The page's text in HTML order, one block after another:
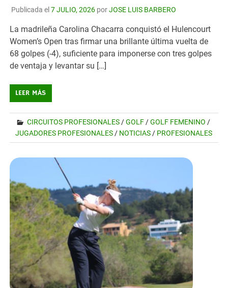
Publicada el 7 JULIO, 2026porJOSE LUIS BARBERO
La madrileña Carolina Chacarra conquistó el Hulencourt
Women’s Open tras firmar una brillante última vuelta de
68 golpes (-4), suficiente para imponerse con tres golpes
de ventaja y levantar su […]
LEER MÁS
CIRCUITOS PROFESIONALES/GOLF/GOLF FEMENINO /
JUGADORES PROFESIONALES/ NOTICIAS/ PROFESIONALES